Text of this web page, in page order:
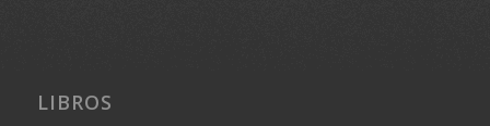
LIBROS